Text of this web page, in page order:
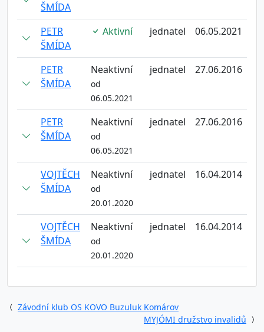
ŠMÍDA
PETR
ŠMÍDA
Aktivní jednatel 06.05.2021
PETR
ŠMÍDA
Neaktivní
od
06.05.2021
jednatel 27.06.2016
PETR
ŠMÍDA
Neaktivní
od
06.05.2021
jednatel 27.06.2016
VOJTĚCH
ŠMÍDA
Neaktivní
od
20.01.2020
jednatel 16.04.2014
VOJTĚCH
ŠMÍDA
Neaktivní
od
20.01.2020
jednatel 16.04.2014
Závodní klub OS KOVO Buzuluk Komárov
MYJÓMI družstvo invalidů